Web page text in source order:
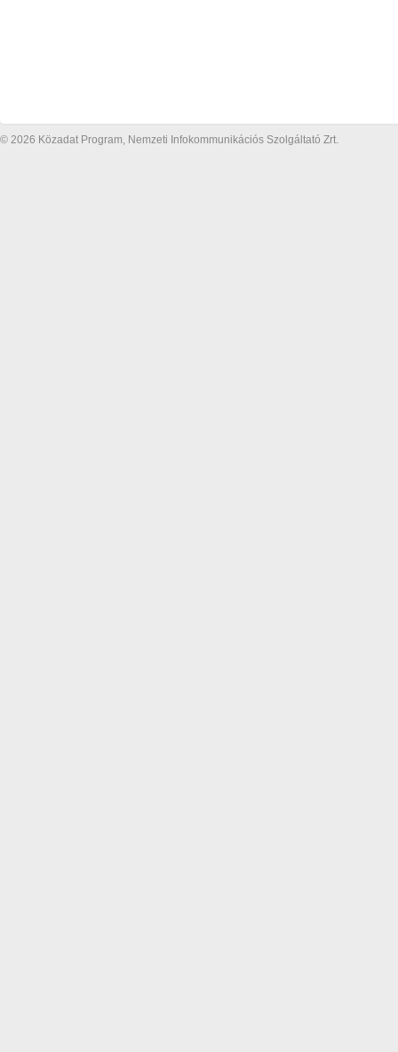
© 2026 Közadat Program, Nemzeti Infokommunikációs Szolgáltató Zrt.